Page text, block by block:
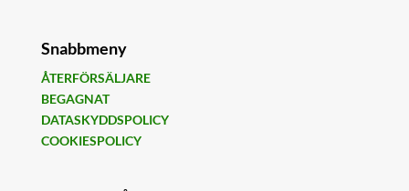
Snabbmeny
ÅTERFÖRSÄLJARE
BEGAGNAT
DATASKYDDSPOLICY
COOKIESPOLICY